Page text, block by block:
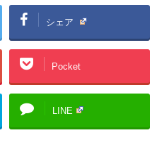
シェア
Pocket
LINE